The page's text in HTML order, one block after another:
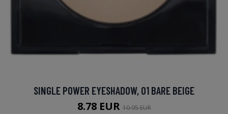
SINGLE POWER EYESHADOW, 01 BARE BEIGE
8.78 EUR10.95 EUR